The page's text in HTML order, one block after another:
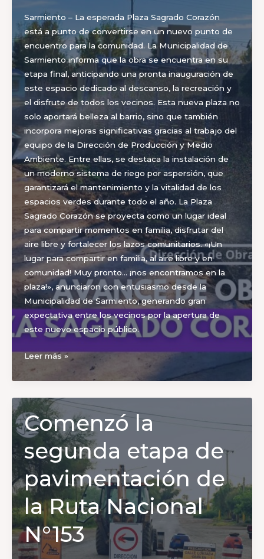
Sarmiento – La esperada Plaza Sagrado Corazón
está a punto de convertirse en un nuevo punto de
encuentro para la comunidad. La Municipalidad de
Sarmiento informa que la obra se encuentra en su
etapa final, anticipando una pronta inauguración de
este espacio dedicado al descanso, la recreación y
el disfrute de todos los vecinos. Esta nueva plaza no
solo aportará belleza al barrio, sino que también
incorpora mejoras significativas gracias al trabajo del
equipo de la Dirección de Producción y Medio
Ambiente. Entre ellas, se destaca la instalación de
un moderno sistema de riego por aspersión, que
garantizará el mantenimiento y la vitalidad de los
espacios verdes durante todo el año. La Plaza
Sagrado Corazón se proyecta como un lugar ideal
para compartir momentos en familia, disfrutar del
aire libre y fortalecer los lazos comunitarios. «¡Un
lugar para compartir en familia, al aire libre y en
comunidad! Muy pronto… ¡nos encontramos en la
plaza!», anunciaron con entusiasmo desde la
Municipalidad de Sarmiento, generando gran
expectativa entre los vecinos por la apertura de
este nuevo espacio público.
La
Plaza
Sagrado
Corazón
entra
en
su
etapa
final:
¡pronto
será
una
realidad
para
los
Leer más »
Comenzó la
segunda etapa de
pavimentación de
la Ruta Nacional
N°153